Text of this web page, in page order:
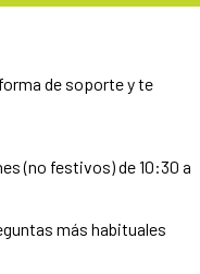
de soporte y te
(no festivos) de 10:30 a
más habituales